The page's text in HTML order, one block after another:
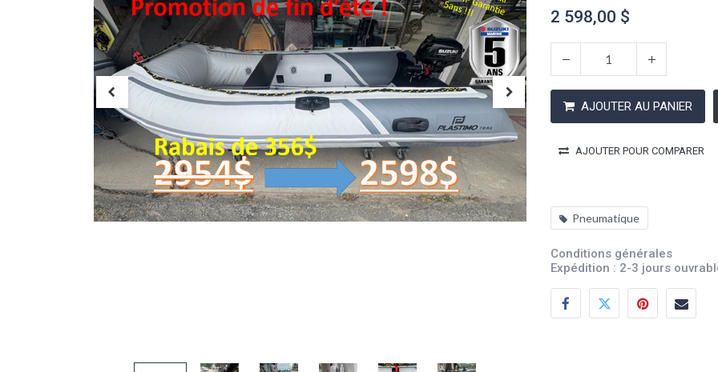
2 598,00 $
AJOUTER AU PANIER
AJOUTER POUR COMPARER
Pneumatique
Conditions générales
Expédition : 2-3 jours